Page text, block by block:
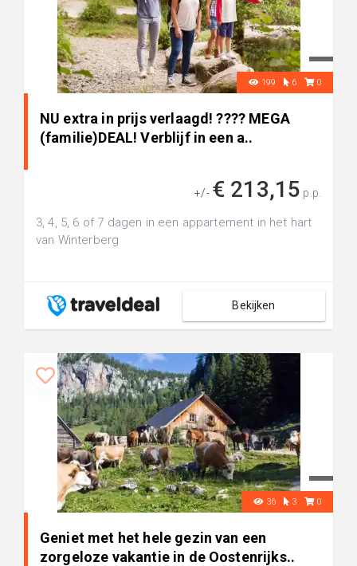
199 6 0
NU extra in prijs verlaagd! ???? MEGA
(familie)DEAL! Verblijf in een a..
+/- € 213,15 p.p.
3, 4, 5, 6 of 7 dagen in een appartement in het hart
van Winterberg
Bekijken
36 3 0
Geniet met het hele gezin van een
zorgeloze vakantie in de Oostenrijks..